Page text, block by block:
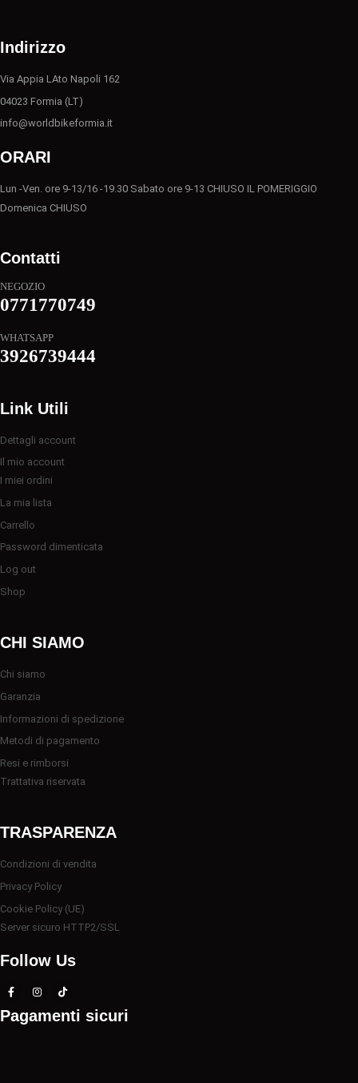
Indirizzo
Via Appia LAto Napoli 162
04023 Formia (LT)
info@worldbikeformia.it
ORARI
Lun -Ven. ore 9-13/16 -19.30 Sabato ore 9-13 CHIUSO IL POMERIGGIO
Domenica CHIUSO
Contatti
NEGOZIO
0771770749
WHATSAPP
3926739444
Link Utili
Dettagli account
Il mio account
I miei ordini
La mia lista
Carrello
Password dimenticata
Log out
Shop
CHI SIAMO
Chi siamo
Garanzia
Informazioni di spedizione
Metodi di pagamento
Resi e rimborsi
Trattativa riservata
TRASPARENZA
Condizioni di vendita
Privacy Policy
Cookie Policy (UE)
Server sicuro HTTP2/SSL
Follow Us
Pagamenti sicuri